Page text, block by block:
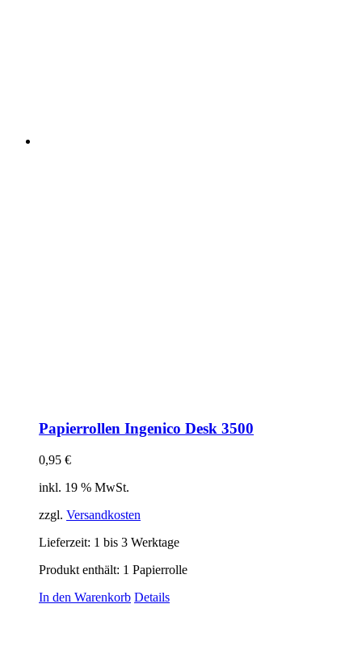
Papierrollen Ingenico Desk 3500
0,95 €
inkl. 19 % MwSt.
zzgl. Versandkosten
Lieferzeit: 1 bis 3 Werktage
Produkt enthält: 1 Papierrolle
In den Warenkorb Details